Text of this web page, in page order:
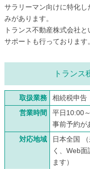
サラリーマン向けに特化
みがあります。
トランス不動産株式会社
サポートも行っております。
トランス
取扱業務
相続税申告
営業時間
平日10:00
事前予約が
対応地域
日本全国
く、Web
ます）